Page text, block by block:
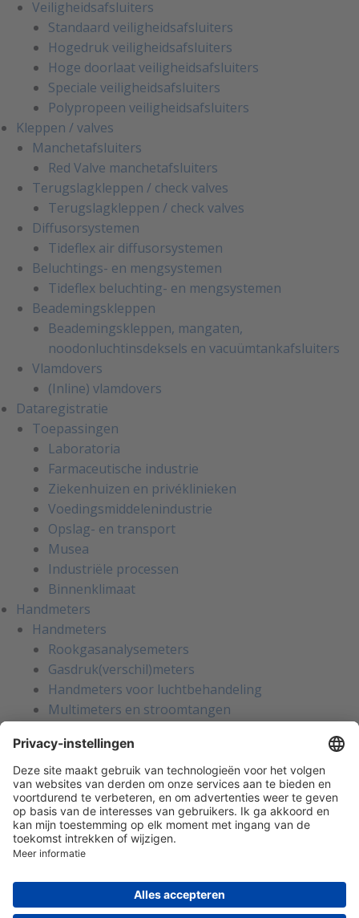
Veiligheidsafsluiters
Standaard veiligheidsafsluiters
Hogedruk veiligheidsafsluiters
Hoge doorlaat veiligheidsafsluiters
Speciale veiligheidsafsluiters
Polypropeen veiligheidsafsluiters
Kleppen / valves
Manchetafsluiters
Red Valve manchetafsluiters
Terugslagkleppen / check valves
Terugslagkleppen / check valves
Diffusorsystemen
Tideflex air diffusorsystemen
Beluchtings- en mengsystemen
Tideflex beluchting- en mengsystemen
Beademingskleppen
Beademingskleppen, mangaten,
noodonluchtinsdeksels en vacuümtankafsluiters
Vlamdovers
(Inline) vlamdovers
Dataregistratie
Toepassingen
Laboratoria
Farmaceutische industrie
Ziekenhuizen en privéklinieken
Voedingsmiddelenindustrie
Opslag- en transport
Musea
Industriële processen
Binnenklimaat
Handmeters
Handmeters
Rookgasanalysemeters
Gasdruk(verschil)meters
Handmeters voor luchtbehandeling
Multimeters en stroomtangen
Apparatentesters voor NEN-3140
Handmeters voor koeltechniek
Inregelinstrumenten voor water
Gaslekzoekers
Persoonlijke bescherming
Warmtebeeldcamera's